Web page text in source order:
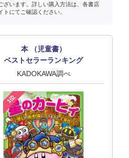
ざいます。詳しい購入方法は、各書店
トにてご確認ください。
本 （児童書）
ベストセラーランキング
KADOKAWA調べ
1位